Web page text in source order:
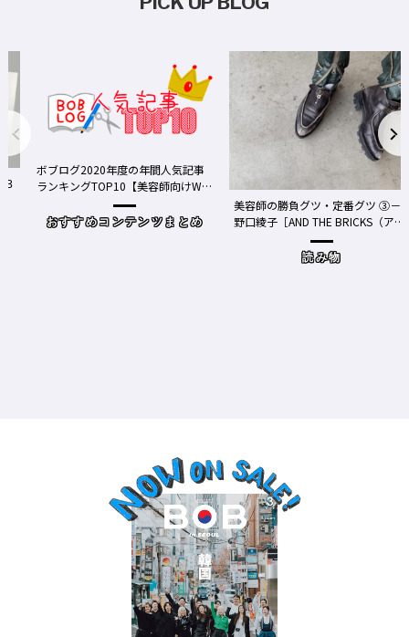
ボブログ2020年度の年間人気記事
ランキングTOP10【美容師向けWe
おすすめコンテンツまとめ
美容師の勝負グツ・定番グツ ③－
野口綾子［AND THE BRICKS（アン
ドザブリックス）／神奈川県鎌倉
読み物